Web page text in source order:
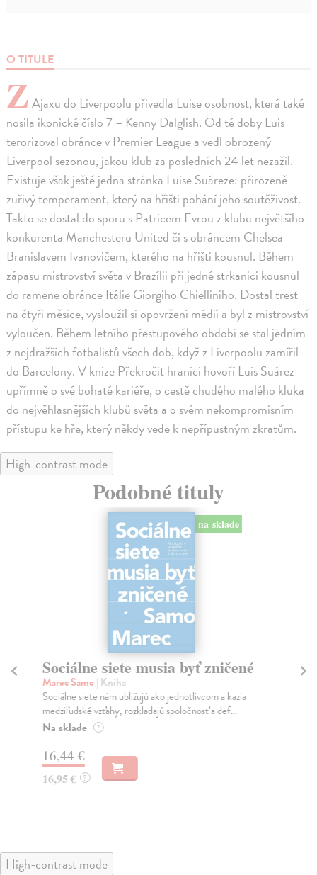
O TITULE
ZAjaxu do Liverpoolu přivedla Luise osobnost, která také
nosila ikonické číslo 7 – Kenny Dalglish. Od té doby Luis
terorizoval obránce v Premier League a vedl obrozený
Liverpool sezonou, jakou klub za posledních 24 let nezažil.
Existuje však ještě jedna stránka Luise Suáreze: přirozeně
zuřivý temperament, který na hřišti pohání jeho soutěživost.
Takto se dostal do sporu s Patricem Evrou z klubu největšího
konkurenta Manchesteru United či s obráncem Chelsea
Branislavem Ivanovičem, kterého na hřišti kousnul. Během
zápasu mistrovství světa v Brazílii při jedné strkanici kousnul
do ramene obránce Itálie Giorgiho Chielliniho. Dostal trest
na čtyři měsíce, vysloužil si opovržení médií a byl z mistrovství
vyloučen. Během letního přestupového období se stal jedním
z nejdražších fotbalistů všech dob, když z Liverpoolu zamířil
do Barcelony. V knize Překročit hranici hovoří Luis Suárez
upřímně o své bohaté kariéře, o cestě chudého malého kluka
do nejvěhlasnějších klubů světa a o svém nekompromisním
přístupu ke hře, který někdy vede k nepřípustným zkratům.
High-contrast mode
Podobné tituly
na sklade
Sociálne siete musia byť zničené
Marec Samo| Kniha
Sociálne siete nám ubližujú ako jednotlivcom a kazia
medziľudské vzťahy, rozkladajú spoločnosť a def...
Na sklade ?
16,44 €
16,95 € ?
High-contrast mode